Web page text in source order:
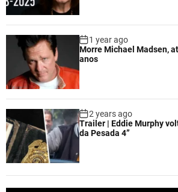
1 year ago
Morre Michael Madsen,
anos
2 years ago
Trailer | Eddie Murphy
da Pesada 4”